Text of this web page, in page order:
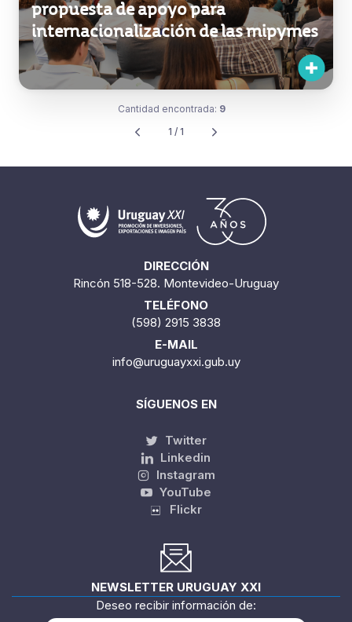
Exportaciones
Volvió Proexport+ con renovada
propuesta de apoyo para
internacionalización de las mipymes
DIRECCIÓN
TELÉFONO
(598) 2915 3838
info@uruguayxxi.gub.uy
SÍGUENOS EN
Twitter
Linkedin
YouTube
Flickr